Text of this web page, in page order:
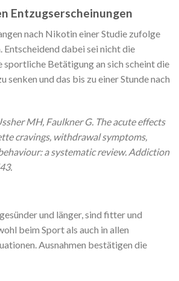
Entzugserscheinungen
nach Nikotin einer Studie zufolge
Entscheidend dabei sei nicht die
sportliche Betätigung an sich scheint die
senken und das bis zu einer Stunde nach
MH, Faulkner G. The acute effects
cravings, withdrawal symptoms,
a systematic review. Addiction
und länger, sind fitter und
beim Sport als auch in allen
Ausnahmen bestätigen die